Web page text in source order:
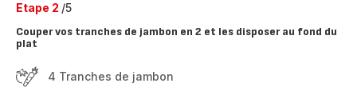
Etape 2 /5
Couper vos tranches de jambon en 2 et les disposer au fond du
plat
4 Tranches de jambon